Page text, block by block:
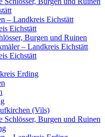
– Landkreis Eichstätt
Eichstätt
Burgen und Ruinen
– Landkreis Eichstätt
Eichstätt
Erding
(Vils)
Schlösser, Burgen und Ruinen